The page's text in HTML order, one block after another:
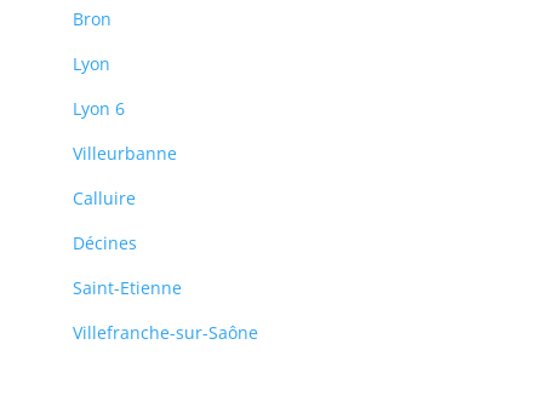
Bron
Lyon
Lyon 6
Villeurbanne
Calluire
Décines
Saint-Etienne
Villefranche-sur-Saône